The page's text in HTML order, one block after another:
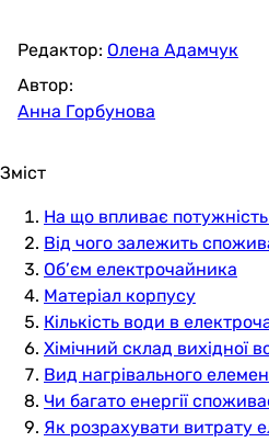
Редактор: Олена Адамчук
Автор:
Анна Горбунова
Зміст
На що впливає
Від чого залежить
Об’єм електрочайника
Матеріал корпусу
Кількість води в
Хімічний склад вихідної
Вид нагрівального
Чи багато енергії
Як розрахувати витрату